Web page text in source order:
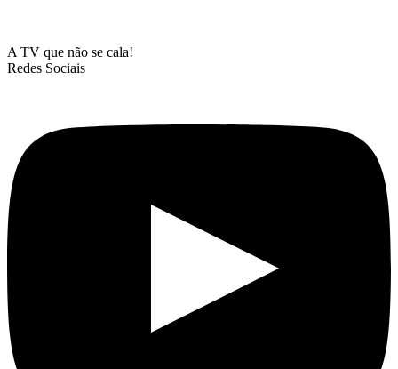
A TV que não se cala!
Redes Sociais